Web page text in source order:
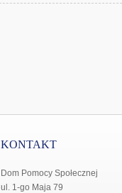
KONTAKT
Dom Pomocy Społecznej
ul. 1-go Maja 79